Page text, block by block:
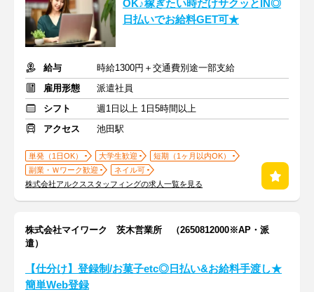
OK♪稼ぎたい時だけサクッとIN◎
日払いでお給料GET可★
給与
時給1300円＋交通費別途一部支給
雇用形態
派遣社員
シフト
週1日以上 1日5時間以上
アクセス
池田駅
単発（1日OK） 大学生歓迎
短期（1ヶ月以内OK）
副業・Ｗワーク歓迎
ネイル可
株式会社アルクススタッフィングの求人一覧を見る
株式会社マイワーク 茨木営業所 （2650812000※AP・派
遣）
【仕分け】登録制/お菓子etc◎日払い&お給料手渡し★
簡単Web登録